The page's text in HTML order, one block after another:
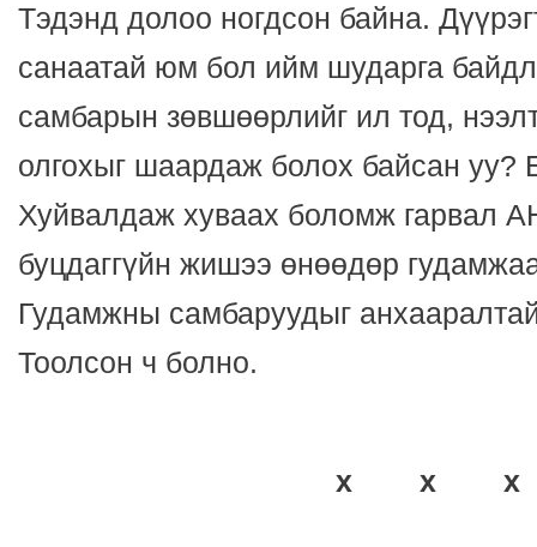
Тэдэнд долоо ногдсон байна.
санаатай юм бол ийм шударга
самбарын зөвшөөрлийг ил тод,
олгохыг шаардаж болох байсан уу?
Хуйвалдаж хуваах боломж гарвал
буцдаггүйн жишээ өнөөдөр
Гудамжны самбаруудыг
Тоолсон ч болно.
x x x